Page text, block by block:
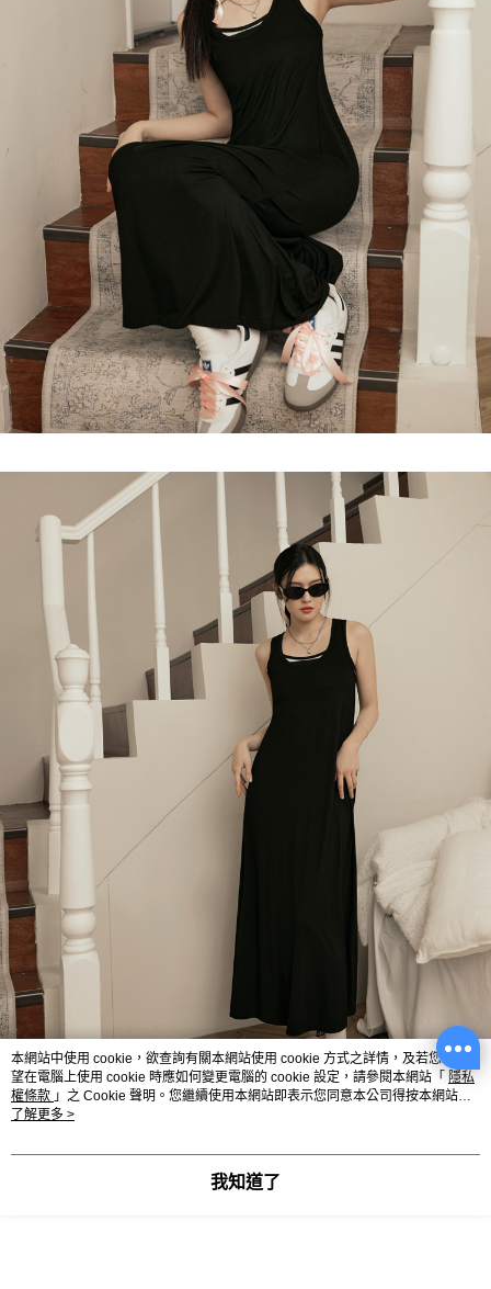
本網站中使用 cookie，欲查詢有關本網站使用 cookie 方式之詳情，及若您不希
望在電腦上使用 cookie 時應如何變更電腦的 cookie 設定，請參閱本網站「 隱私
權條款 」之 Cookie 聲明。您繼續使用本網站即表示您同意本公司得按本網站使
用條款之 Cookie 聲明使用 cookie。
了解更多 >
我知道了